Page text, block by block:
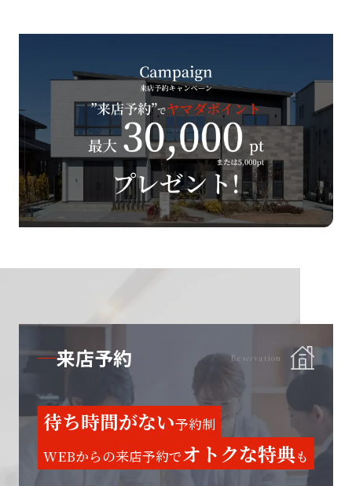
Reservation
来店予約
待ち時間がない予約制
WEBからの来店予約でオトクな特典も